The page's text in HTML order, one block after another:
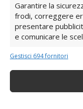
Garantire la
frodi, correggere
presentare
e comunicare le
Gestisci 694 fornitori
In più
alla